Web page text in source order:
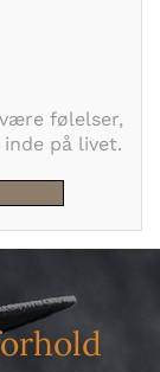
følelser,
på livet.